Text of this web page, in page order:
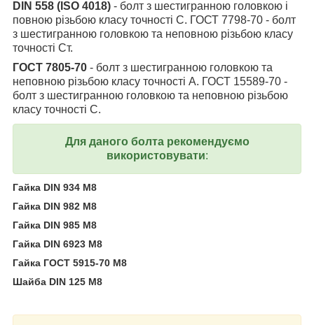
DIN 558 (ISO 4018) - болт з шестигранною головкою і
повною різьбою класу точності С. ГОСТ 7798-70 - болт
з шестигранною головкою та неповною різьбою класу
точності Ст.
ГОСТ 7805-70 - болт з шестигранною головкою та
неповною різьбою класу точності А. ГОСТ 15589-70 -
болт з шестигранною головкою та неповною різьбою
класу точності С.
Для даного болта рекомендуємо
використовувати:
Гайка DIN 934 M8
Гайка DIN 982 М8
Гайка DIN 985 M8
Гайка DIN 6923 M8
Гайка ГОСТ 5915-70 M8
Шайба DIN 125 M8